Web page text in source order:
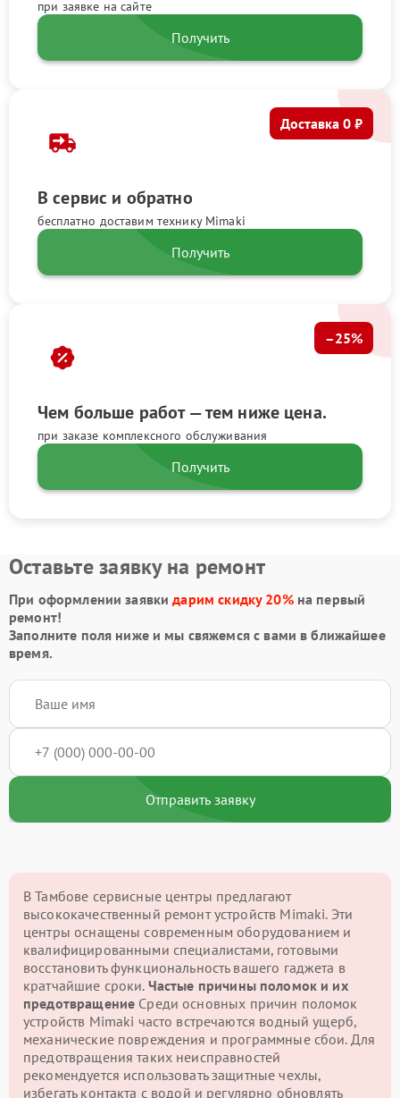
при заявке на сайте
Получить
В сервис и обратно
бесплатно доставим технику Mimaki
Доставка 0 ₽
Получить
Чем больше работ — тем ниже цена.
при заказе комплексного обслуживания
–25%
Получить
Оставьте заявку на ремонт
При оформлении заявкидарим скидку 20%на первый
ремонт!
Заполните поля ниже и мы свяжемся с вами в ближайшее
время.
Отправить заявку
В Тамбове сервисные центры предлагают
высококачественный ремонт устройств Mimaki. Эти
центры оснащены современным оборудованием и
квалифицированными специалистами, готовыми
восстановить функциональность вашего гаджета в
кратчайшие сроки. Частые причины поломок и их
предотвращение Среди основных причин поломок
устройств Mimaki часто встречаются водный ущерб,
механические повреждения и программные сбои. Для
предотвращения таких неисправностей
рекомендуется использовать защитные чехлы,
избегать контакта с водой и регулярно обновлять